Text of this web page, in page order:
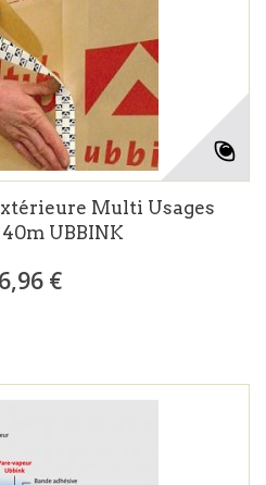
Multi Usages
UBBINK
€